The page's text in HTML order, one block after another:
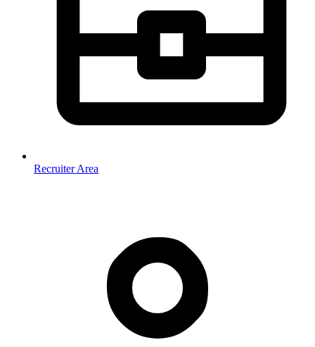
Recruiter Area